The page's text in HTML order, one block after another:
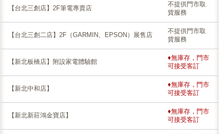
【台北三創店】2F筆電專賣店
不提供門市取
貨服務
【台北三創二店】2F（GARMIN、EPSON）展售店
不提供門市取
貨服務
【新北板橋店】附設家電體驗館
♦無庫存，門市
可接受客訂
【新北中和店】
♦無庫存，門市
可接受客訂
【新北新莊鴻金寶店】
♦無庫存，門市
可接受客訂